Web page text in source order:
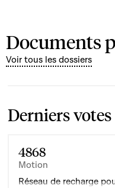
Documents
Voir tous les dossiers
Derniers votes
4868
Motion
Réseau de recharge